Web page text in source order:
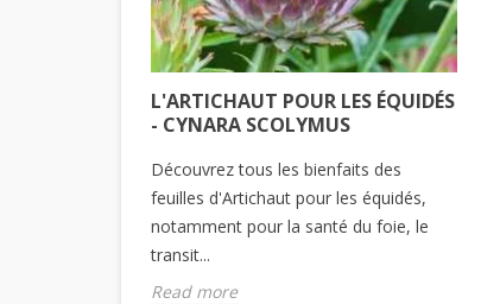
L'ARTICHAUT POUR LES ÉQUIDÉS
- CYNARA SCOLYMUS
Découvrez tous les bienfaits des
feuilles d'Artichaut pour les équidés,
notamment pour la santé du foie, le
transit...
Read more